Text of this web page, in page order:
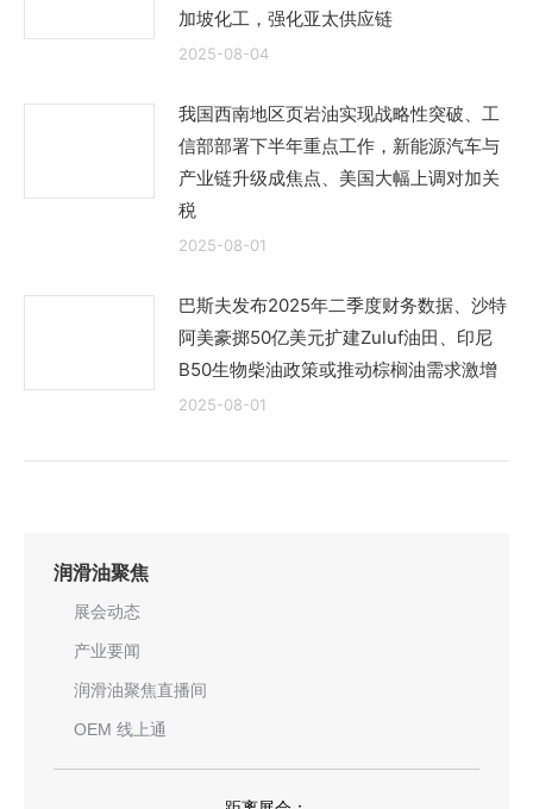
加坡化工，强化亚太供应链
2025-08-04
我国西南地区页岩油实现战略性突破、工
信部部署下半年重点工作，新能源汽车与
产业链升级成焦点、美国大幅上调对加关
税
2025-08-01
巴斯夫发布2025年二季度财务数据、沙特
阿美豪掷50亿美元扩建Zuluf油田、印尼
B50生物柴油政策或推动棕榈油需求激增
2025-08-01
润滑油聚焦
展会动态
产业要闻
润滑油聚焦直播间
OEM 线上通